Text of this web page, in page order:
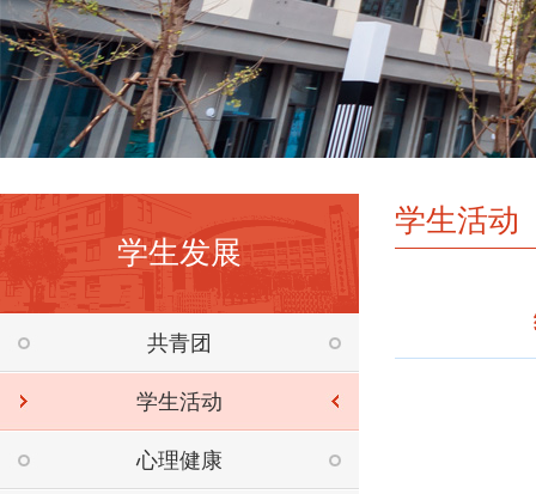
学生发展
共青团
学生活动
心理健康
学生活动